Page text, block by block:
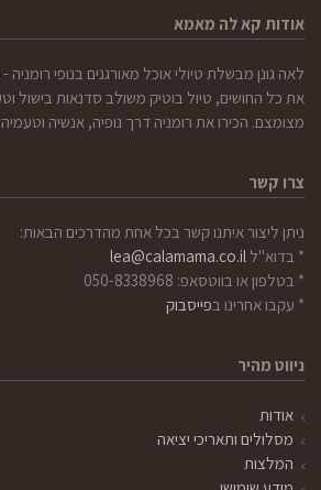
אודות קא לה מאמא
לאה גונן מבשלת טיולי אוכל מאורגנים בנופי
את כל החושים, טיול בוטיק משולב סדנאות בישול
מצומצם. הכירו את רומניה דרך נופיה, אנשיה וטעמיה.
צרו קשר
ניתן ליצור איתנו קשר בכל אחת מהדרכים הבאות:
* בדוא"ל lea@calamama.co.il
* בטלפון או בווטסאפ: 050-8338968
* עקבו אחרינו בפייסבוק
ניווט מהיר
אודות
מסלולים ותאריכי יציאה
המלצות